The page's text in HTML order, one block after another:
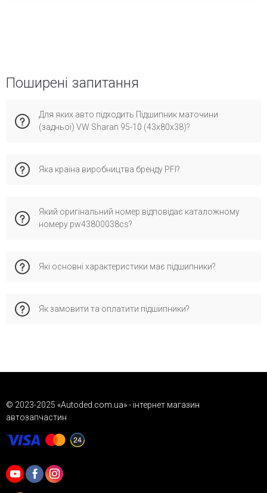
Поширені запитання
Для яких авто підходить Підшипник маточини
(задньої) VW Sharan 95-10 (43x80x38)?
коду для максимальної точності підбору, аби уникнути
Яка країна виробництва бренду PFI?
сертифікованих запчастинах для європейських
автомобілів. Його обирають за надійну якість,
Який оригінальний номер відповідає каталожному
номеру pw43800038cs?
оригінальний номер OEM: 1001719, 1104362, 1497388, який
Які основні характеристики має підшипники?
[мм] - 80; ширина (мм) - 38...
Як замовити та оплатити підшипники?
© 2023-2025 «Autoded.com.ua» - інтернет магазин
автозапчастин